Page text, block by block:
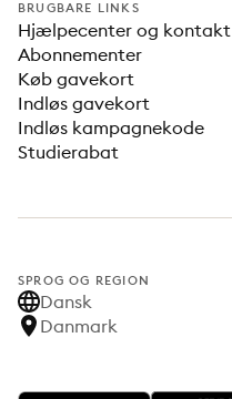
BRUGBARE LINKS
Hjælpecenter og kontakt
Abonnementer
Køb gavekort
Indløs gavekort
Indløs kampagnekode
Studierabat
SPROG OG REGION
Dansk
Danmark